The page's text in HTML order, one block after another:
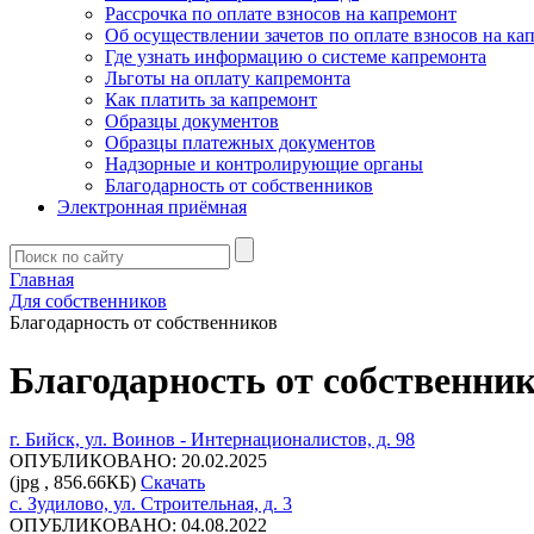
Рассрочка по оплате взносов на капремонт
Об осуществлении зачетов по оплате взносов на
Где узнать информацию о системе капремонта
Льготы на оплату капремонта
Как платить за капремонт
Образцы документов
Образцы платежных документов
Надзорные и контролирующие органы
Благодарность от собственников
Электронная приёмная
Главная
Для собственников
Благодарность от собственников
Благодарность от
г. Бийск, ул. Воинов - Интернационалистов, д. 98
ОПУБЛИКОВАНО: 20.02.2025
(jpg , 856.66КБ) Скачать
с. Зудилово, ул. Строительная, д. 3
ОПУБЛИКОВАНО: 04.08.2022